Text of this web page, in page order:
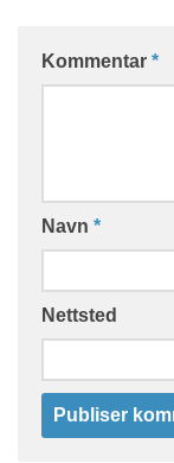
Kommentar *
Navn *
Nettsted